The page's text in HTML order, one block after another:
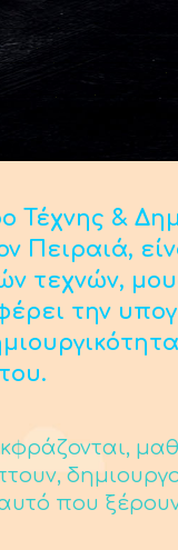
Τέχνης &
Πειραιά,
τεχνών,
την
που